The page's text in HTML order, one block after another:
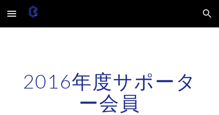
Skip to main content Skip to navigation
2016年度サポータ
ー会員